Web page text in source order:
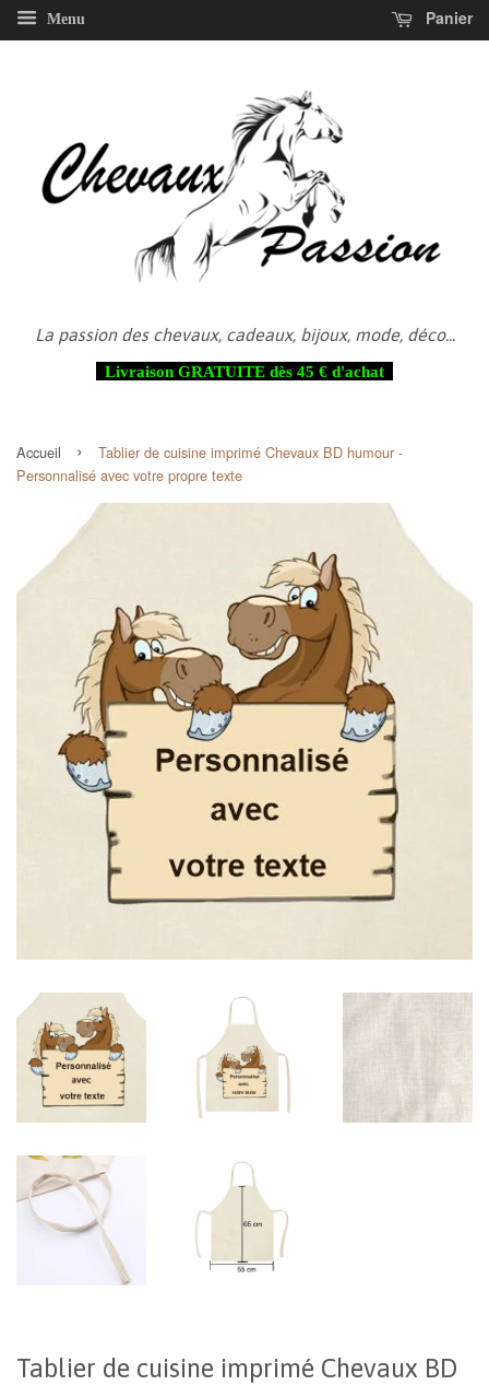
Menu Panier
La passion des chevaux, cadeaux, bijoux, mode, déco...
Livraison GRATUITE dès 45 € d'achat
Accueil ›
Tablier de cuisine imprimé Chevaux BD humour -
Personnalisé avec votre propre texte
Tablier de cuisine imprimé Chevaux BD